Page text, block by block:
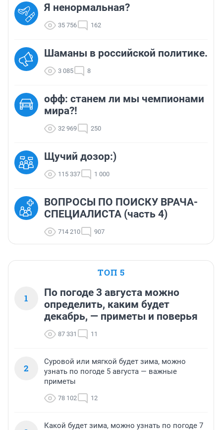
Я ненормальная?
35 756 162
Шаманы в российской политике.
3 085 8
офф: станем ли мы чемпионами
мира?!
32 969 250
Щучий дозор:)
115 337 1 000
ВОПРОСЫ ПО ПОИСКУ ВРАЧА-
СПЕЦИАЛИСТА (часть 4)
714 210 907
ТОП 5
1
По погоде 3 августа можно
определить, каким будет
декабрь, — приметы и поверья
87 331 11
2
Суровой или мягкой будет зима, можно
узнать по погоде 5 августа — важные
приметы
78 102 12
Какой будет зима, можно узнать по погоде 7